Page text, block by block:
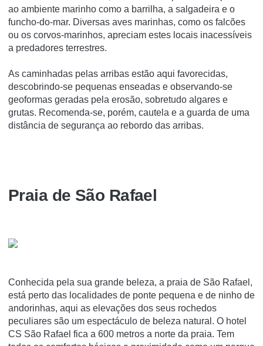
ao ambiente marinho como a barrilha, a salgadeira e o
funcho-do-mar. Diversas aves marinhas, como os falcões
ou os corvos-marinhos, apreciam estes locais inacessíveis
a predadores terrestres.
As caminhadas pelas arribas estão aqui favorecidas,
descobrindo-se pequenas enseadas e observando-se
geoformas geradas pela erosão, sobretudo algares e
grutas. Recomenda-se, porém, cautela e a guarda de uma
distância de segurança ao rebordo das arribas.
Praia de São Rafael
Conhecida pela sua grande beleza, a praia de São Rafael,
está perto das localidades de ponte pequena e de ninho de
andorinhas, aqui as elevações dos seus rochedos
peculiares são um espectáculo de beleza natural. O hotel
CS São Rafael fica a 600 metros a norte da praia. Tem